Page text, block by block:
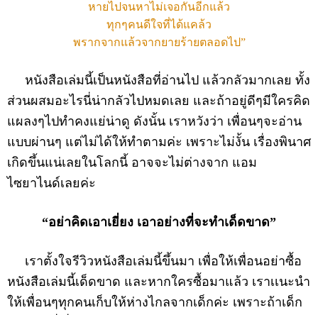
หายไปจนหาไม่เจอกันอีกแล้ว
ทุกๆคนดีใจที่ได้แคล้ว
พรากจากแล้วจากยายร้ายตลอดไป”
หนังสือเล่มนี้เป็นหนังสือที่อ่านไป แล้วกลัวมากเลย ทั้ง
ส่วนผสมอะไรนี่น่ากลัวไปหมดเลย และถ้าอยู่ดีๆมีใครคิด
แผลงๆไปทำคงแย่น่าดู ดังนั้น เราหวังว่า เพื่อนๆจะอ่าน
แบบผ่านๆ แต่ไม่ได้ให้ทำตามค่ะ เพราะไม่งั้น เรื่องพินาศ
เกิดขึ้นแน่เลยในโลกนี้ อาจจะไม่ต่างจาก แอม
ไซยาไนด์เลยค่ะ
“อย่าคิดเอาเยี่ยง เอาอย่างที่จะทำเด็ดขาด”
เราตั้งใจรีวิวหนังสือเล่มนี้ขึ้นมา เพื่อให้เพื่อนอย่าซื้อ
หนังสือเล่มนี้เด็ดขาด และหากใครซื้อมาแล้ว เราเเนะนำ
ให้เพื่อนๆทุกคนเก็บให้ห่างไกลจากเด็กค่ะ เพราะถ้าเด็ก